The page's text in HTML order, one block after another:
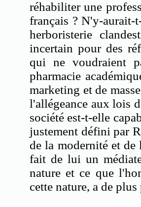
réhabiliter une
français ? N'y-aurait-
herboristerie
incertain pour des
qui ne voudraient
pharmacie
marketing et de
l'allégeance aux lois
société est-t-elle
justement défini par
de la modernité et de
fait de lui un
nature et ce que
cette nature, a de